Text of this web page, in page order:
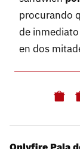
procurando
de
en dos